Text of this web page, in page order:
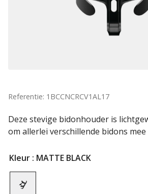
Referentie: 1BCCNCRCV1AL17
Deze stevige bidonhouder is
om allerlei verschillende bidons mee
Kleur : MATTE BLACK